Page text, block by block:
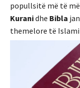
popullsitë më të
Kuranidhe Bibla
themelore të